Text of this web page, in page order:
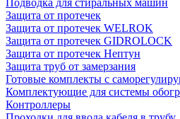
Защита от протечек
Защита от протечек WELROK
Защита от протечек GIDROLOCK
Защита от протечек Нептун
Защита труб от замерзания
Готовые комплекты с
Комплектующие для системы
Контроллеры